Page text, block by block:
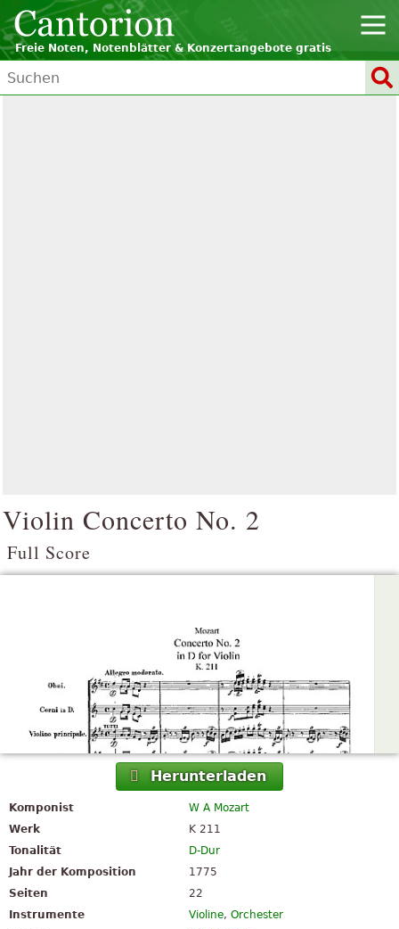
Freie Noten, Notenblätter & Konzertangebote gratis
Violin Concerto No. 2
Full Score
Herunterladen
Komponist
W A Mozart
Werk
K 211
Tonalität
D-Dur
Jahr der Komposition
1775
Seiten
22
Instrumente
Violine,Orchester